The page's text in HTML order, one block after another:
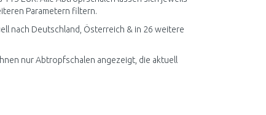
Parametern filtern.
nach Deutschland, Österreich & in 26 weitere
nur Abtropfschalen angezeigt, die aktuell